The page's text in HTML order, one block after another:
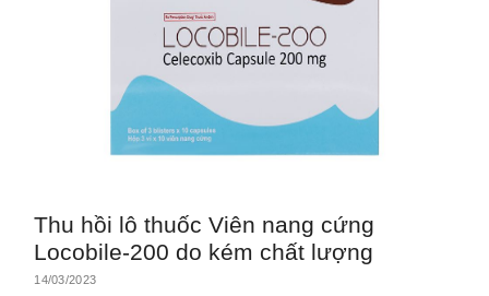
Thu hồi lô thuốc Viên nang cứng
Locobile-200 do kém chất lượng
14/03/2023